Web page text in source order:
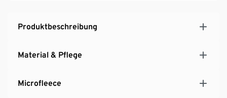
Mit Klickverschluss zu verbinden – ideal für
Produktbeschreibung
Material & Pflege
Microfleece